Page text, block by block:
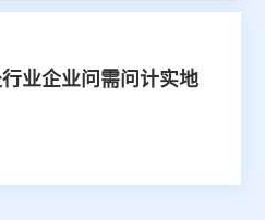
业企业问需问计实地